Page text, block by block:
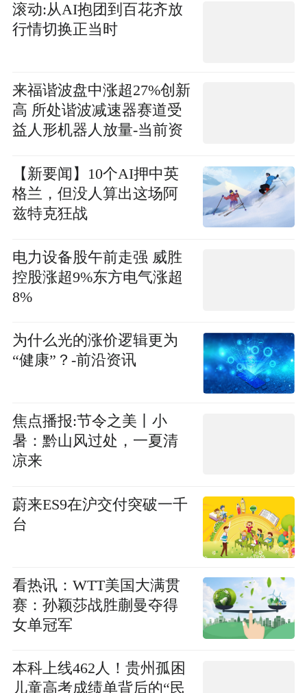
滚动:从AI抱团到百花齐放
行情切换正当时
来福谐波盘中涨超27%创新
高 所处谐波减速器赛道受
益人形机器人放量-当前资
【新要闻】10个AI押中英
格兰，但没人算出这场阿
兹特克狂战
电力设备股午前走强 威胜
控股涨超9%东方电气涨超
8%
为什么光的涨价逻辑更为
“健康”？-前沿资讯
焦点播报:节令之美丨小
暑：黔山风过处，一夏清
凉来
蔚来ES9在沪交付突破一千
台
看热讯：WTT美国大满贯
赛：孙颖莎战胜蒯曼夺得
女单冠军
本科上线462人！贵州孤困
儿童高考成绩单背后的“民